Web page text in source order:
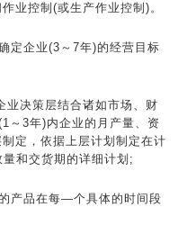
业控制(或生产作业控制)。
企业(3～7年)的经营目标
决策层结合诸如市场、财
～3年)内企业的月产量、资
定，依据上层计划制定在计
和交货期的详细计划;
品在每—个具体的时间段